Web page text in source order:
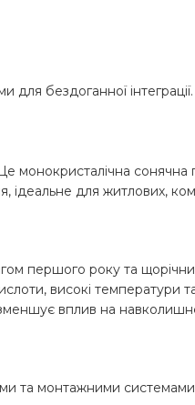
бездоганної інтеграції.
монокристалічна
для житлових,
першого року та
високі температури
вплив на
та монтажними